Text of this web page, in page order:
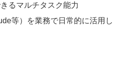
るマルチタスク能力
等）を業務で日常的に活用し